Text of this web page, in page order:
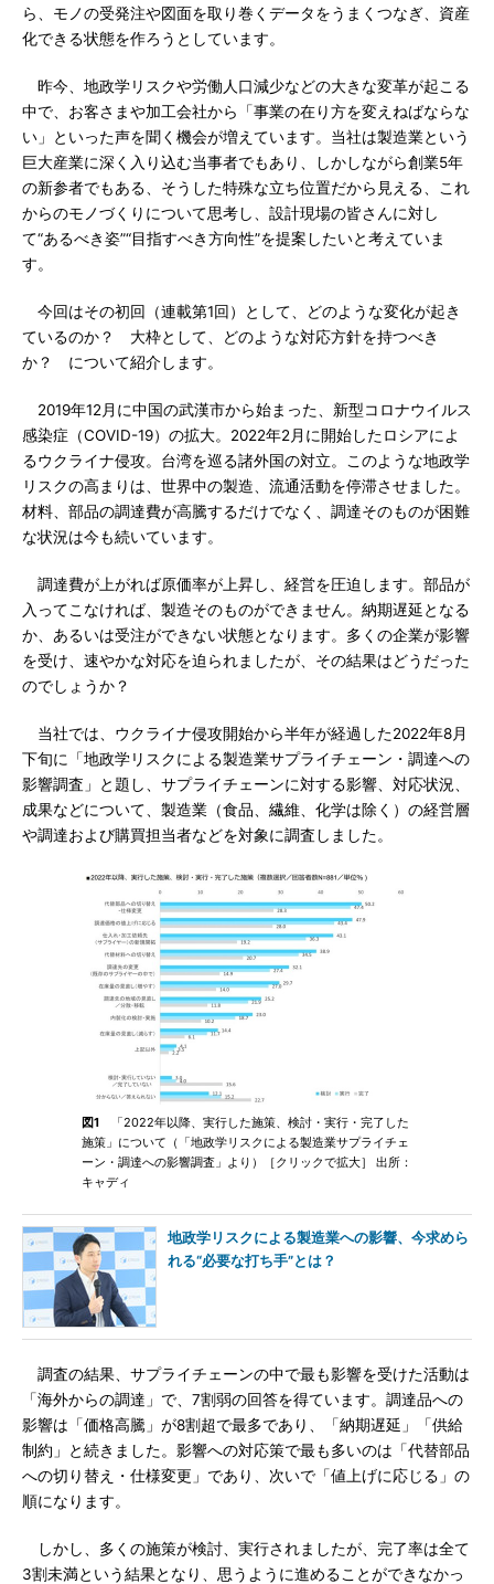
ら、モノの受発注や図面を取り巻くデータをうまくつなぎ、資産
化できる状態を作ろうとしています。
昨今、地政学リスクや労働人口減少などの大きな変革が起こる
中で、お客さまや加工会社から「事業の在り方を変えねばならな
い」といった声を聞く機会が増えています。当社は製造業という
巨大産業に深く入り込む当事者でもあり、しかしながら創業5年
の新参者でもある、そうした特殊な立ち位置だから見える、これ
からのモノづくりについて思考し、設計現場の皆さんに対し
て“あるべき姿”“目指すべき方向性”を提案したいと考えていま
す。
今回はその初回（連載第1回）として、どのような変化が起き
ているのか？ 大枠として、どのような対応方針を持つべき
か？ について紹介します。
2019年12月に中国の武漢市から始まった、新型コロナウイルス
感染症（COVID-19）の拡大。2022年2月に開始したロシアによ
るウクライナ侵攻。台湾を巡る諸外国の対立。このような地政学
リスクの高まりは、世界中の製造、流通活動を停滞させました。
材料、部品の調達費が高騰するだけでなく、調達そのものが困難
な状況は今も続いています。
調達費が上がれば原価率が上昇し、経営を圧迫します。部品が
入ってこなければ、製造そのものができません。納期遅延となる
か、あるいは受注ができない状態となります。多くの企業が影響
を受け、速やかな対応を迫られましたが、その結果はどうだった
のでしょうか？
当社では、ウクライナ侵攻開始から半年が経過した2022年8月
下旬に「地政学リスクによる製造業サプライチェーン・調達への
影響調査」と題し、サプライチェーンに対する影響、対応状況、
成果などについて、製造業（食品、繊維、化学は除く）の経営層
や調達および購買担当者などを対象に調査しました。
図1 「2022年以降、実行した施策、検討・実行・完了した
施策」について（「地政学リスクによる製造業サプライチェ
ーン・調達への影響調査」より）［クリックで拡大］ 出所：
キャディ
地政学リスクによる製造業への影響、今求めら
れる“必要な打ち手”とは？
調査の結果、サプライチェーンの中で最も影響を受けた活動は
「海外からの調達」で、7割弱の回答を得ています。調達品への
影響は「価格高騰」が8割超で最多であり、「納期遅延」「供給
制約」と続きました。影響への対応策で最も多いのは「代替部品
への切り替え・仕様変更」であり、次いで「値上げに応じる」の
順になります。
しかし、多くの施策が検討、実行されましたが、完了率は全て
3割未満という結果となり、思うように進めることができなかっ